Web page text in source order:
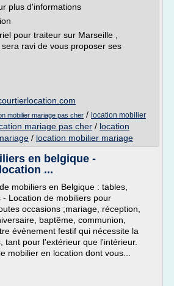
plus d'informations
pour traiteur sur Marseille ,
ravi de vous proposer ses
mobilier mariage pas cher / location mobilier
mariage pas cher / location
/ location mobilier mariage
en belgique -
...
mobiliers en Belgique : tables,
Location de mobiliers pour
occasions ;mariage, réception,
baptême, communion,
événement festif qui nécessite la
tant pour l'extérieur que l'intérieur.
mobilier en location dont vous...